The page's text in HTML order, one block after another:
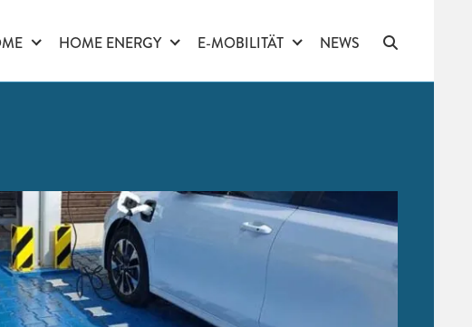
HOME ENERGY E-MOBILITÄT NEWS